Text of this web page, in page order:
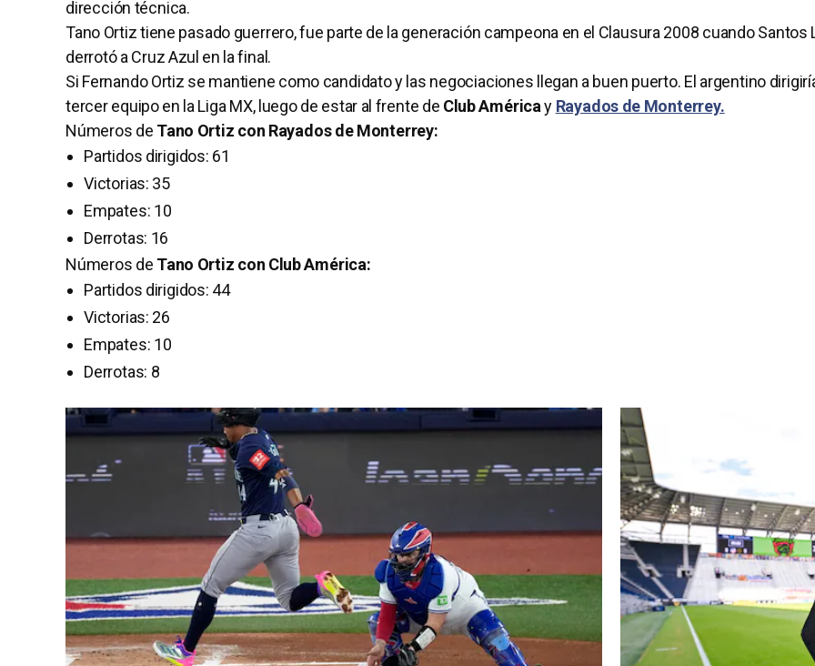
dirección técnica.
Tano Ortiz tiene pasado guerrero, fue parte de la generación campeona en el Clausura 2008 cuando Santos
derrotó a Cruz Azul en la final.
Si Fernando Ortiz se mantiene como candidato y las negociaciones llegan a buen puerto. El argentino
tercer equipo en la Liga MX, luego de estar al frente de Club Américay Rayados de Monterrey.
Números de Tano Ortiz con Rayados de Monterrey:
Partidos dirigidos: 61
Victorias: 35
Empates: 10
Derrotas: 16
Números de Tano Ortiz con Club América:
Partidos dirigidos: 44
Victorias: 26
Empates: 10
Derrotas: 8